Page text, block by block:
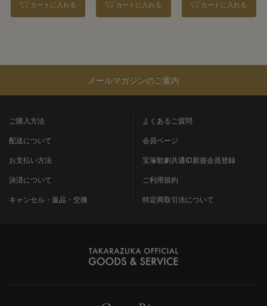
カートに入れる カートに入れる カートに入れる
メールマガジンのご案内
ご購入方法
配送について
お支払い方法
決済について
キャンセル・返品・交換
よくあるご質問
会員ページ
宝塚歌劇共通ID新規会員登録
ご利用規約
特定商取引法について